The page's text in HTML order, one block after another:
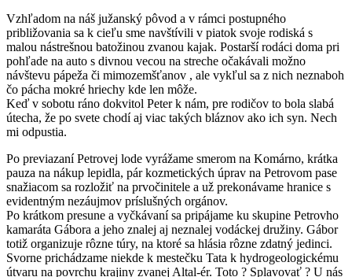
Vzhľadom na náš južanský pôvod a v rámci postupného
približovania sa k cieľu sme navštívili v piatok svoje rodiská s
malou nástrešnou batožinou zvanou kajak. Postarší rodáci doma pri
pohľade na auto s divnou vecou na streche očakávali možno
návštevu pápeža či mimozemšťanov , ale vykľul sa z nich neznaboh
čo pácha mokré hriechy kde len môže.
Keď v sobotu ráno dokvitol Peter k nám, pre rodičov to bola slabá
útecha, že po svete chodí aj viac takých bláznov ako ich syn. Nech
mi odpustia.
Po previazaní Petrovej lode vyrážame smerom na Komárno, krátka
pauza na nákup lepidla, pár kozmetických úprav na Petrovom pase
snažiacom sa rozložiť na prvočinitele a už prekonávame hranice s
evidentným nezáujmov príslušných orgánov.
Po krátkom presune a vyčkávaní sa pripájame ku skupine Petrovho
kamaráta Gábora a jeho znalej aj neznalej vodáckej družiny. Gábor
totiž organizuje rôzne túry, na ktoré sa hlásia rôzne zdatný jedinci.
Svorne prichádzame niekde k mestečku Tata k hydrogeologickému
útvaru na povrchu krajiny zvanej Altal-ér. Toto ? Splavovať ? U nás